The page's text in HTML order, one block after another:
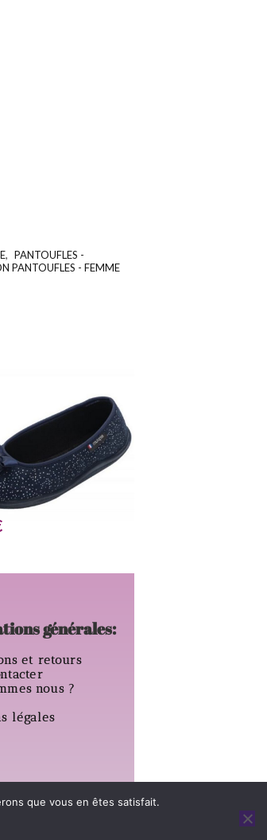
, PANTOUFLES -
PANTOUFLES - FEMME
générales:
et retours
nous ?
légales
que vous en êtes satisfait.